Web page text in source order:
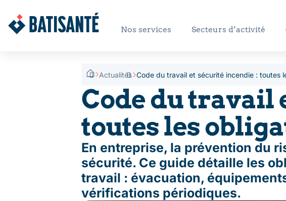
Nos services Secteurs d’activité
Actualités Code du travail et sécurité incendie : toutes
Code du travail
toutes les
En entreprise, la prévention du
sécurité. Ce guide détaille les
travail : évacuation,
vérifications périodiques.